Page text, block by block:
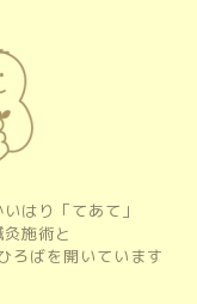
はり「てあて」
施術と
ばを開いています